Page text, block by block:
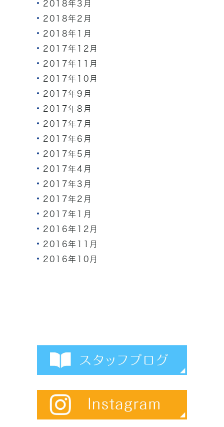
2018年3月
2018年2月
2018年1月
2017年12月
2017年11月
2017年10月
2017年9月
2017年8月
2017年7月
2017年6月
2017年5月
2017年4月
2017年3月
2017年2月
2017年1月
2016年12月
2016年11月
2016年10月